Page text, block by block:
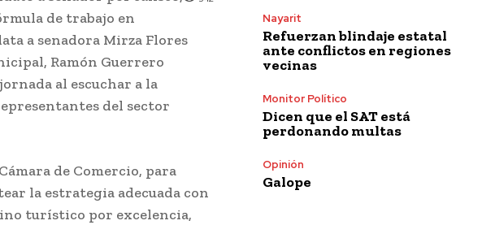
de trabajo en
a senadora Mirza Flores
Ramón Guerrero
al escuchar a la
del sector
de Comercio, para
la estrategia adecuada con
turístico por excelencia,
Nayarit
Refuerzan blindaje estatal
ante conflictos en regiones
vecinas
Monitor Político
Dicen que el SAT está
perdonando multas
Opinión
Galope